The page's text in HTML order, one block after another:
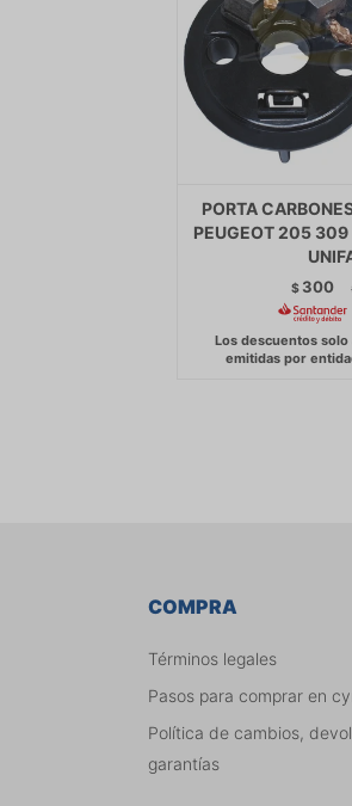
PORTA
PEUGEOT 205 309
$ 300
COMPRA
Términos legales
Pasos para comprar en
Política de cambios,
garantías